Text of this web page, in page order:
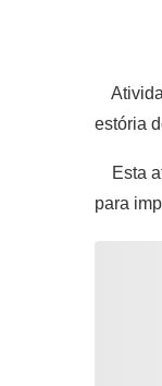
estória
Esta
para